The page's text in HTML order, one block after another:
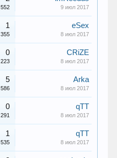
552 9 июл 2017
1
355
eSex
8 июл 2017
0
223
CRiZE
8 июл 2017
5
586
Arka
8 июл 2017
0
291
qTT
8 июл 2017
1
535
qTT
8 июл 2017